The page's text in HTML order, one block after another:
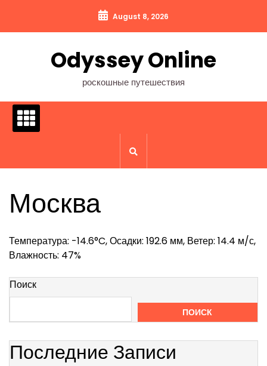
содержимому
August 8, 2026
Odyssey Online
роскошные путешествия
Москва
Температура: -14.6°C, Осадки: 192.6 мм, Ветер: 14.4 м/с,
Влажность: 47%
Поиск
ПОИСК
Последние Записи